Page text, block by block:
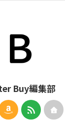
Buy編集部